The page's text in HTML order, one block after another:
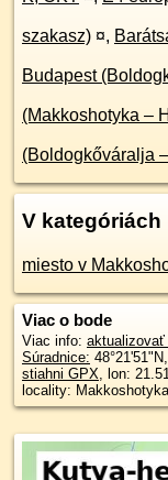
szakasz) ¤,
Budapest
(Makkoshotyka –
(Boldogkőváralja
V kategóriách
miesto v
Viac o bode
Viac info: aktualizovať
Súradnice: 48°21'51"N,
stiahni GPX, lon:
locality: